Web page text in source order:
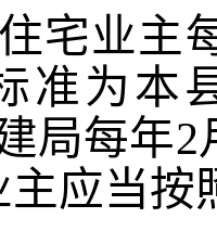
住宅业主
准为本
局每年2
主应当按